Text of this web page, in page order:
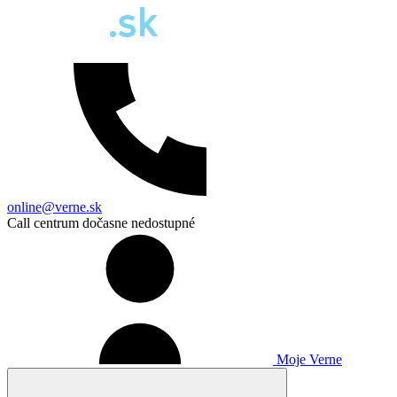
online@verne.sk
Call centrum dočasne nedostupné
Moje Verne